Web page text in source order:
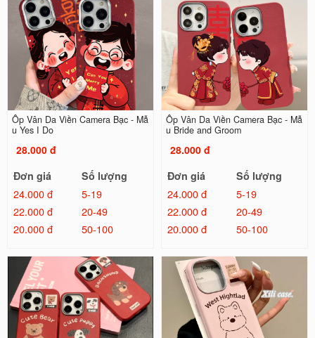
Ốp Vân Da Viền Camera Bạc - Mẫ
u Yes I Do
28.000 đ
Đơn giá
Số lượng
24.000 đ
5-19
22.000 đ
20-49
20.000 đ
50-100
Ốp Vân Da Viền Camera Bạc - Mẫ
u Bride and Groom
28.000 đ
Đơn giá
Số lượng
24.000 đ
5-19
22.000 đ
20-49
20.000 đ
50-100